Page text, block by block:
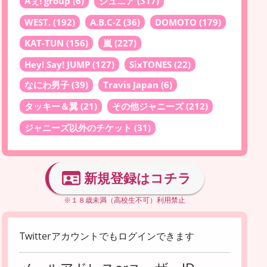
WEST. (192) A.B.C-Z (36) DOMOTO (179)
KAT-TUN (156) 嵐 (227)
Hey! Say! JUMP (127) SixTONES (22)
なにわ男子 (39) Travis Japan (6)
タッキー＆翼 (21) その他ジャニーズ(212)
ジャニーズ以外のチケット (31)
新規登録はコチラ
※１８歳未満（高校生不可）利用禁止
Twitterアカウントでもログインできます